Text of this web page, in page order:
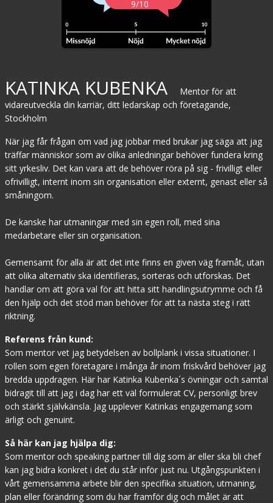
9/10
KATINKA KUBENKA
Mentor för att
vidareutveckla din karriär, ditt ledarskap och företagande,
Stockholm
När jag får frågan om vad jag jobbar med brukar jag säga att jag
träffar människor som av olika anledningar behöver fundera kring
sitt yrkesliv. Det kan vara att de behöver röra på sig - frivilligt eller
ofrivilligt, internt inom sin organisation eller externt, genast eller så
småningom.
De kanske har utmaningar med sin egen roll, med sina
medarbetare eller sin organisation.
Gemensamt för alla är att det inte finns en given väg framåt, utan
att olika alternativ ska identifieras, sorteras och utforskas. Det
handlar om att göra val för att hitta sitt handlingsutrymme och få
den hjälp och det stöd man behöver för att ta nästa steg i rätt
riktning.
Referens från kund:
Som mentor vet jag betydelsen av bollplank i vissa situationer. I
rollen som egen företagare i många år inom friskvård behöver jag
bredda uppdragen. Här har Katinka Kubenka´s övningar och samtal
bidragit till att jag i dag har ett väl formulerat CV, personligt brev
och stärkt självkänsla. Jag upplever Katinkas engagemang som
ärligt och genuint.
Så här kan jag hjälpa dig:
Som mentor och speaking partner till dig som är eller ska bli chef
kan jag bidra konkret i det du står inför just nu. Utgångspunkten i
vårt gemensamma arbete blir den specifika situation, utmaning,
plan eller förändring som du har framför dig och målet är att